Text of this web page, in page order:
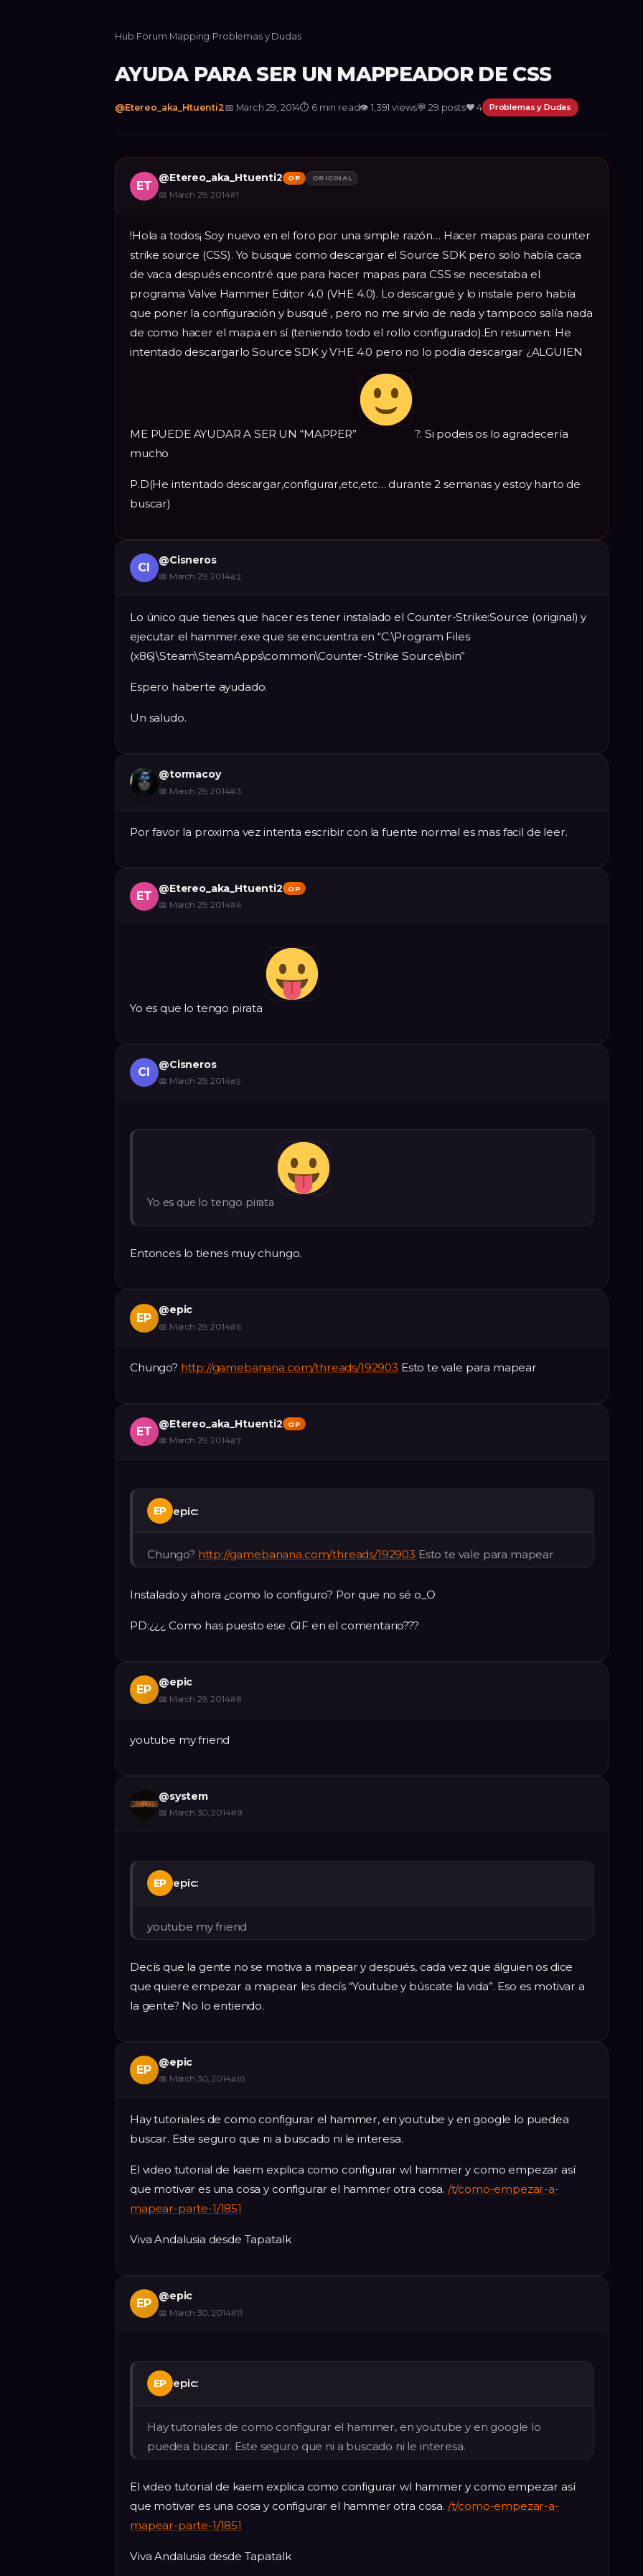
Hub›Forum›Mapping›Problemas y Dudas
AYUDA PARA SER UN MAPPEADOR DE CSS
@Etereo_aka_Htuenti2📅 March 29, 2014⏱ 6 min read👁1,391 views💬 29 posts❤️4 Problemas y Dudas
ET
@Etereo_aka_Htuenti2 OP ORIGINAL
📅 March 29, 2014#1
!Hola a todos¡ Soy nuevo en el foro por una simple razón… Hacer mapas para counter
strike source (CSS). Yo busque como descargar el Source SDK pero solo había caca
de vaca después encontré que para hacer mapas para CSS se necesitaba el
programa Valve Hammer Editor 4.0 (VHE 4.0). Lo descargué y lo instale pero había
que poner la configuración y busqué , pero no me sirvio de nada y tampoco salía nada
de como hacer el mapa en sí (teniendo todo el rollo configurado).En resumen: He
intentado descargarlo Source SDK y VHE 4.0 pero no lo podía descargar ¿ALGUIEN
ME PUEDE AYUDAR A SER UN “MAPPER”
?. Si podeis os lo agradecería
mucho
P.D(He intentado descargar,configurar,etc,etc… durante 2 semanas y estoy harto de
buscar)
CI
@Cisneros
📅 March 29, 2014#2
Lo único que tienes que hacer es tener instalado el Counter-Strike:Source (original) y
ejecutar el hammer.exe que se encuentra en “C:\Program Files
(x86)\Steam\SteamApps\common\Counter-Strike Source\bin”
Espero haberte ayudado.
Un saludo.
@tormacoy
📅 March 29, 2014#3
Por favor la proxima vez intenta escribir con la fuente normal es mas facil de leer.
ET
@Etereo_aka_Htuenti2 OP
📅 March 29, 2014#4
Yo es que lo tengo pirata
CI
@Cisneros
📅 March 29, 2014#5
Yo es que lo tengo pirata
Entonces lo tienes muy chungo.
EP
@epic
📅 March 29, 2014#6
Chungo? http://gamebanana.com/threads/192903 Esto te vale para mapear
ET
@Etereo_aka_Htuenti2 OP
📅 March 29, 2014#7
EP epic:
Chungo? http://gamebanana.com/threads/192903 Esto te vale para mapear
Instalado y ahora ¿como lo configuro? Por que no sé o_O
PD:¿¿¿ Como has puesto ese .GIF en el comentario???
EP
@epic
📅 March 29, 2014#8
youtube my friend
@system
📅 March 30, 2014#9
EP epic:
youtube my friend
Decís que la gente no se motiva a mapear y después, cada vez que álguien os dice
que quiere empezar a mapear les decís “Youtube y búscate la vida”. Eso es motivar a
la gente? No lo entiendo.
EP
@epic
📅 March 30, 2014#10
Hay tutoriales de como configurar el hammer, en youtube y en google lo puedea
buscar. Este seguro que ni a buscado ni le interesa.
El video tutorial de kaem explica como configurar wl hammer y como empezar así
que motivar es una cosa y configurar el hammer otra cosa. /t/como-empezar-a-
mapear-parte-1/1851
Viva Andalusia desde Tapatalk
EP
@epic
📅 March 30, 2014#11
EP epic:
Hay tutoriales de como configurar el hammer, en youtube y en google lo
puedea buscar. Este seguro que ni a buscado ni le interesa.
El video tutorial de kaem explica como configurar wl hammer y como empezar así
que motivar es una cosa y configurar el hammer otra cosa. /t/como-empezar-a-
mapear-parte-1/1851
Viva Andalusia desde Tapatalk